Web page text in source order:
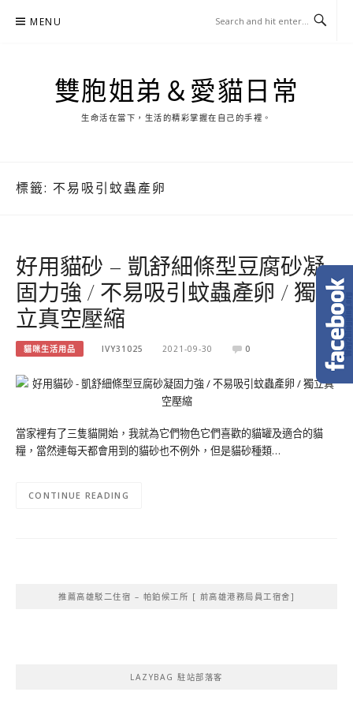
MENU
雙胞姐弟＆愛貓日常
生命活在當下，生活的精彩掌握在自己的手裡。
標籤: 不易吸引蚊蟲產卵
好用貓砂 – 凱舒細條型豆腐砂凝
固力強 / 不易吸引蚊蟲產卵 / 獨
立真空壓縮
貓咪生活用品 IVY31025 2021-09-30 0
當家裡有了三隻貓開始，我就為它們物色它們喜歡的貓罐及適合的貓
糧，當然連每天都會用到的貓砂也不例外，但是貓砂種類…
CONTINUE READING
推薦高雄駁二住宿 – 帕鉑候工所 [ 前高雄港務局員工宿舍]
LAZYBAG 駐站部落客